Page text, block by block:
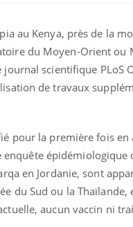
au Kenya, près de la
du Moyen-Orient ou
scientifique PLoS
de travaux
pour la première fois
en Jordanie, sont
du Sud ou la
aucun vaccin ni